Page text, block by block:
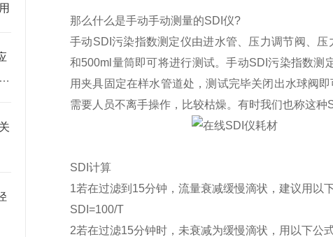
那么什么是手动手动测量的SDI仪?
手动SDI污染指数测定仪由进水管、压力调节阀、
和500ml量筒即可将进行测试。手动SDI污染指数测
用夹具固定在样水管道处，测试完毕关闭出水球阀
需要人员不离手操作，比较枯燥。有时我们也称这种
SDI计算
1若在过滤到15分钟，流量衰减缓慢滴状，建议用以
SDI=100/T
2若在过滤15分钟时，未衰减为缓慢滴状，用以下公